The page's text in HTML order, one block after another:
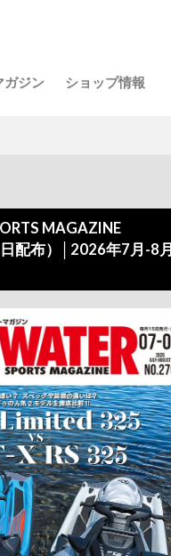
ガジン ショップ情報
MAGAZINE
配布）│2026年7月-8月